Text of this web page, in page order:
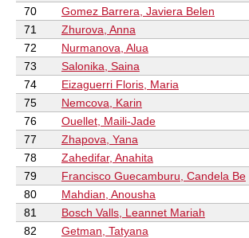
70
Gomez Barrera, Javiera Belen
71
Zhurova, Anna
72
Nurmanova, Alua
73
Salonika, Saina
74
Eizaguerri Floris, Maria
75
Nemcova, Karin
76
Ouellet, Maili-Jade
77
Zhapova, Yana
78
Zahedifar, Anahita
79
Francisco Guecamburu, Candela Be
80
Mahdian, Anousha
81
Bosch Valls, Leannet Mariah
82
Getman, Tatyana